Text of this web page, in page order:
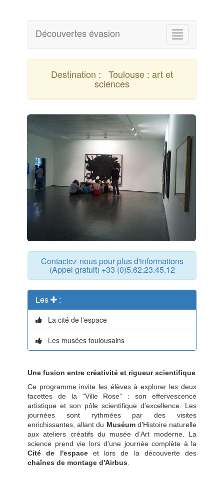
Découvertes évasion
Destination : Toulouse : art et
sciences
Contactez-nous pour plus d'informations
(Appel gratuit) +33 (0)5.62.23.45.12
Les :
La cité de l'espace
Les musées toulousains
Une fusion entre créativité et rigueur scientifique
Ce programme invite les élèves à explorer les deux
facettes de la "Ville Rose" : son effervescence
artistique et son pôle scientifique d'excellence. Les
journées sont rythmées par des visites
enrichissantes, allant du Muséumd’Histoire naturelle
aux ateliers créatifs du musée d’Art moderne. La
science prend vie lors d'une journée complète à la
Cité de l'espaceet lors de la découverte des
chaînes de montage d'Airbus